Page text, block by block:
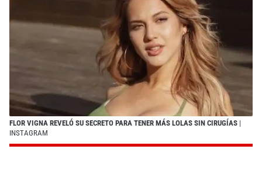
FLOR VIGNA REVELÓ SU SECRETO PARA TENER MÁS LOLAS SIN CIRUGÍAS |
INSTAGRAM